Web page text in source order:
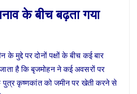
के बीच बढ़ता गया
के मुद्दे पर दोनों पक्षों के बीच कई बार
है कि बृजमोहन ने कई अवसरों पर
कृष्णकांत को जमीन पर खेती करने से